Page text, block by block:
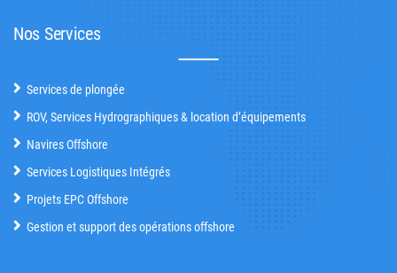
Nos Services
Services de plongée
ROV, Services Hydrographiques & location d’équipements
Navires Offshore
Services Logistiques Intégrés
Projets EPC Offshore
Gestion et support des opérations offshore